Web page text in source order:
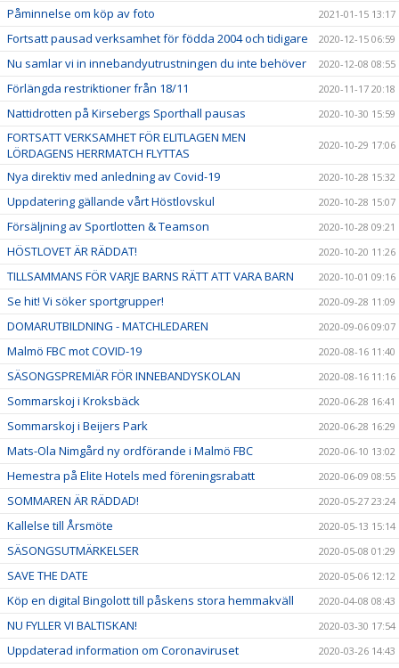
Påminnelse om köp av foto 2021-01-15 13:17
Fortsatt pausad verksamhet för födda 2004 och tidigare 2020-12-15 06:59
Nu samlar vi in innebandyutrustningen du inte behöver 2020-12-08 08:55
Förlängda restriktioner från 18/11 2020-11-17 20:18
Nattidrotten på Kirsebergs Sporthall pausas 2020-10-30 15:59
FORTSATT VERKSAMHET FÖR ELITLAGEN MEN
LÖRDAGENS HERRMATCH FLYTTAS
2020-10-29 17:06
Nya direktiv med anledning av Covid-19 2020-10-28 15:32
Uppdatering gällande vårt Höstlovskul 2020-10-28 15:07
Försäljning av Sportlotten & Teamson 2020-10-28 09:21
HÖSTLOVET ÄR RÄDDAT! 2020-10-20 11:26
TILLSAMMANS FÖR VARJE BARNS RÄTT ATT VARA BARN 2020-10-01 09:16
Se hit! Vi söker sportgrupper! 2020-09-28 11:09
DOMARUTBILDNING - MATCHLEDAREN 2020-09-06 09:07
Malmö FBC mot COVID-19 2020-08-16 11:40
SÄSONGSPREMIÄR FÖR INNEBANDYSKOLAN 2020-08-16 11:16
Sommarskoj i Kroksbäck 2020-06-28 16:41
Sommarskoj i Beijers Park 2020-06-28 16:29
Mats-Ola Nimgård ny ordförande i Malmö FBC 2020-06-10 13:02
Hemestra på Elite Hotels med föreningsrabatt 2020-06-09 08:55
SOMMAREN ÄR RÄDDAD! 2020-05-27 23:24
Kallelse till Årsmöte 2020-05-13 15:14
SÄSONGSUTMÄRKELSER 2020-05-08 01:29
SAVE THE DATE 2020-05-06 12:12
Köp en digital Bingolott till påskens stora hemmakväll 2020-04-08 08:43
NU FYLLER VI BALTISKAN! 2020-03-30 17:54
Uppdaterad information om Coronaviruset 2020-03-26 14:43